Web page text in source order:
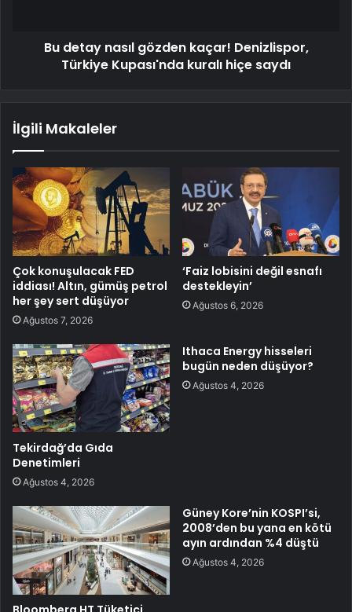
Bu detay nasıl gözden kaçar! Denizlispor,
Türkiye Kupası'nda kuralı hiçe saydı
İlgili Makaleler
Çok konuşulacak FED
iddiası! Altın, gümüş petrol
her şey sert düşüyor
Ağustos 7, 2026
‘Faiz lobisini değil esnafı
destekleyin’
Ağustos 6, 2026
Tekirdağ’da Gıda
Denetimleri
Ağustos 4, 2026
Ithaca Energy hisseleri
bugün neden düşüyor?
Ağustos 4, 2026
Güney Kore’nin KOSPI’si,
2008’den bu yana en kötü
ayın ardından %4 düştü
Ağustos 4, 2026